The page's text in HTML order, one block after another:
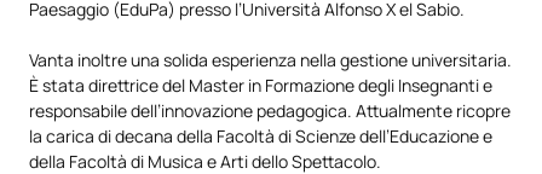
Paesaggio (EduPa) presso l’Università Alfonso X el Sabio.
Vanta inoltre una solida esperienza nella gestione universitaria.
È stata direttrice del Master in Formazione degli Insegnanti e
responsabile dell’innovazione pedagogica. Attualmente ricopre
la carica di decana della Facoltà di Scienze dell’Educazione e
della Facoltà di Musica e Arti dello Spettacolo.